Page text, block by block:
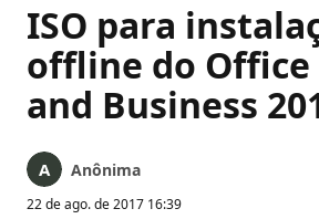
ISO para
offline do Office
and Business
Anônima
22 de ago. de 2017 16:39